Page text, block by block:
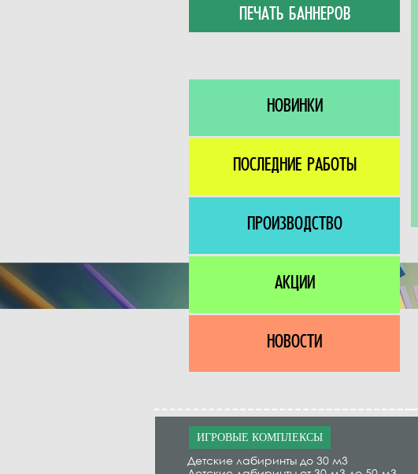
ПЕЧАТЬ БАННЕРОВ
НОВИНКИ
ПОСЛЕДНИЕ РАБОТЫ
ПРОИЗВОДСТВО
АКЦИИ
НОВОСТИ
ИГРОВЫЕ КОМПЛЕКСЫ
Детские лабиринты до 30 м3